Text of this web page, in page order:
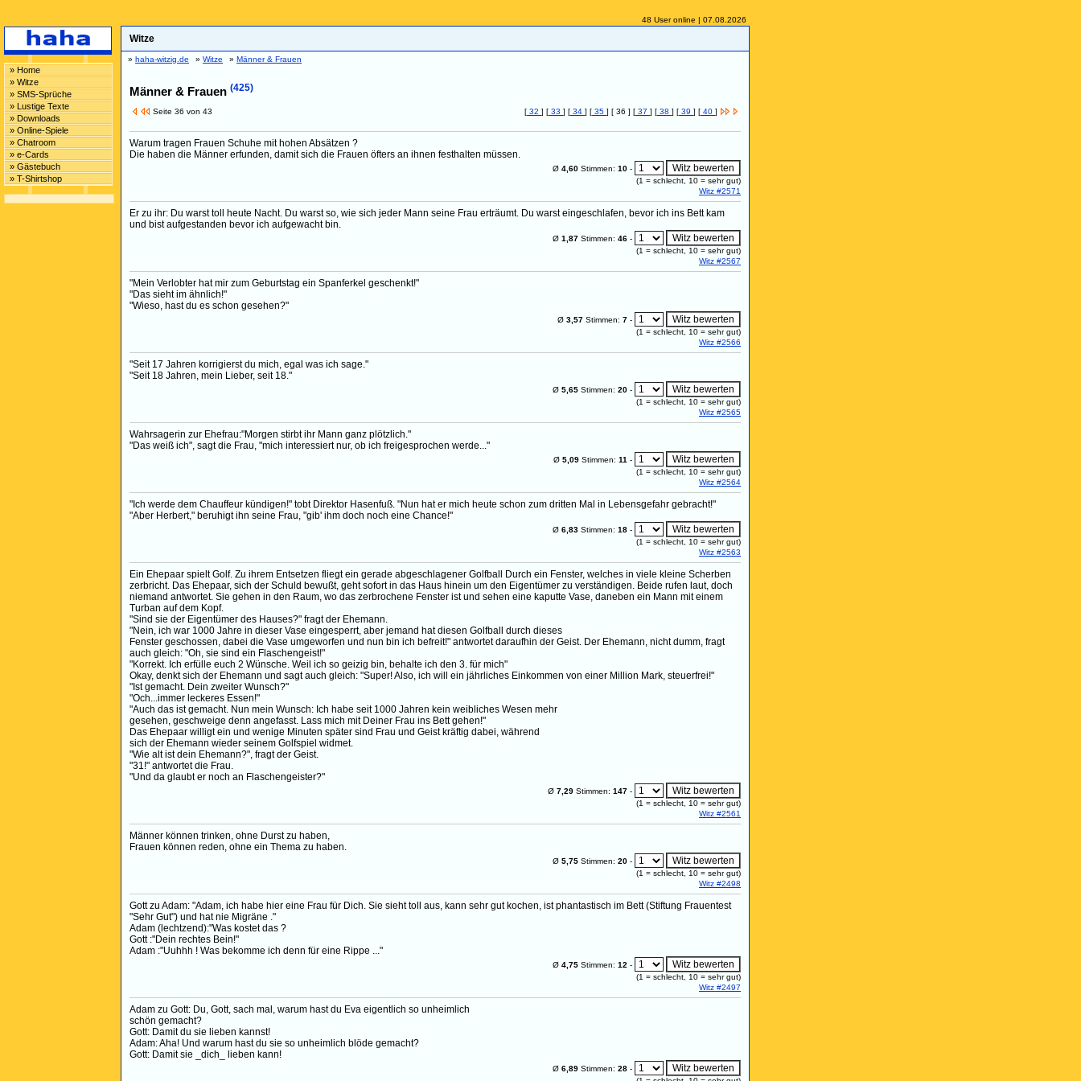
» Home
» Witze
» SMS-Sprüche
» Lustige Texte
» Downloads
» Online-Spiele
» Chatroom
» e-Cards
» Gästebuch
» T-Shirtshop
48 User online | 07.08.2026
Witze
» haha-witzig.de » Witze » Männer & Frauen
Männer & Frauen (425)
Seite 36 von 43 [ 32 ] [ 33 ] [ 34 ] [ 35 ] [ 36 ] [ 37 ] [ 38 ] [ 39 ] [ 40 ]
Warum tragen Frauen Schuhe mit hohen Absätzen ?
Die haben die Männer erfunden, damit sich die Frauen öfters an ihnen festhalten müssen.
Ø 4,60 Stimmen: 10 -
(1 = schlecht, 10 = sehr gut)
Witz #2571
Er zu ihr: Du warst toll heute Nacht. Du warst so, wie sich jeder Mann seine Frau erträumt. Du warst eingeschlafen, bevor ich ins Bett kam
und bist aufgestanden bevor ich aufgewacht bin.
Ø 1,87 Stimmen: 46 -
(1 = schlecht, 10 = sehr gut)
Witz #2567
"Mein Verlobter hat mir zum Geburtstag ein Spanferkel geschenkt!"
"Das sieht im ähnlich!"
"Wieso, hast du es schon gesehen?"
Ø 3,57 Stimmen: 7 -
(1 = schlecht, 10 = sehr gut)
Witz #2566
"Seit 17 Jahren korrigierst du mich, egal was ich sage."
"Seit 18 Jahren, mein Lieber, seit 18."
Ø 5,65 Stimmen: 20 -
(1 = schlecht, 10 = sehr gut)
Witz #2565
Wahrsagerin zur Ehefrau:"Morgen stirbt ihr Mann ganz plötzlich."
"Das weiß ich", sagt die Frau, "mich interessiert nur, ob ich freigesprochen werde..."
Ø 5,09 Stimmen: 11 -
(1 = schlecht, 10 = sehr gut)
Witz #2564
"Ich werde dem Chauffeur kündigen!" tobt Direktor Hasenfuß. "Nun hat er mich heute schon zum dritten Mal in Lebensgefahr gebracht!"
"Aber Herbert," beruhigt ihn seine Frau, "gib' ihm doch noch eine Chance!"
Ø 6,83 Stimmen: 18 -
(1 = schlecht, 10 = sehr gut)
Witz #2563
Ein Ehepaar spielt Golf. Zu ihrem Entsetzen fliegt ein gerade abgeschlagener Golfball Durch ein Fenster, welches in viele kleine Scherben
zerbricht. Das Ehepaar, sich der Schuld bewußt, geht sofort in das Haus hinein um den Eigentümer zu verständigen. Beide rufen laut, doch
niemand antwortet. Sie gehen in den Raum, wo das zerbrochene Fenster ist und sehen eine kaputte Vase, daneben ein Mann mit einem
Turban auf dem Kopf.
"Sind sie der Eigentümer des Hauses?" fragt der Ehemann.
"Nein, ich war 1000 Jahre in dieser Vase eingesperrt, aber jemand hat diesen Golfball durch dieses
Fenster geschossen, dabei die Vase umgeworfen und nun bin ich befreit!" antwortet daraufhin der Geist. Der Ehemann, nicht dumm, fragt
auch gleich: "Oh, sie sind ein Flaschengeist!"
"Korrekt. Ich erfülle euch 2 Wünsche. Weil ich so geizig bin, behalte ich den 3. für mich"
Okay, denkt sich der Ehemann und sagt auch gleich: "Super! Also, ich will ein jährliches Einkommen von einer Million Mark, steuerfrei!"
"Ist gemacht. Dein zweiter Wunsch?"
"Och...immer leckeres Essen!"
"Auch das ist gemacht. Nun mein Wunsch: Ich habe seit 1000 Jahren kein weibliches Wesen mehr
gesehen, geschweige denn angefasst. Lass mich mit Deiner Frau ins Bett gehen!"
Das Ehepaar willigt ein und wenige Minuten später sind Frau und Geist kräftig dabei, während
sich der Ehemann wieder seinem Golfspiel widmet.
"Wie alt ist dein Ehemann?", fragt der Geist.
"31!" antwortet die Frau.
"Und da glaubt er noch an Flaschengeister?"
Ø 7,29 Stimmen: 147 -
(1 = schlecht, 10 = sehr gut)
Witz #2561
Männer können trinken, ohne Durst zu haben,
Frauen können reden, ohne ein Thema zu haben.
Ø 5,75 Stimmen: 20 -
(1 = schlecht, 10 = sehr gut)
Witz #2498
Gott zu Adam: "Adam, ich habe hier eine Frau für Dich. Sie sieht toll aus, kann sehr gut kochen, ist phantastisch im Bett (Stiftung Frauentest
"Sehr Gut") und hat nie Migräne ."
Adam (lechtzend):"Was kostet das ?
Gott :"Dein rechtes Bein!"
Adam :"Uuhhh ! Was bekomme ich denn für eine Rippe ..."
Ø 4,75 Stimmen: 12 -
(1 = schlecht, 10 = sehr gut)
Witz #2497
Adam zu Gott: Du, Gott, sach mal, warum hast du Eva eigentlich so unheimlich
schön gemacht?
Gott: Damit du sie lieben kannst!
Adam: Aha! Und warum hast du sie so unheimlich blöde gemacht?
Gott: Damit sie _dich_ lieben kann!
Ø 6,89 Stimmen: 28 -